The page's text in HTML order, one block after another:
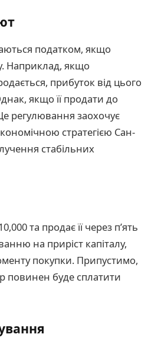
податком, якщо
Наприклад, якщо
прибуток від цього
якщо її продати до
регулювання заохочує
стратегією Сан-
стабільних
та продає її через п’ять
на приріст капіталу,
покупки. Припустимо,
повинен буде сплатити